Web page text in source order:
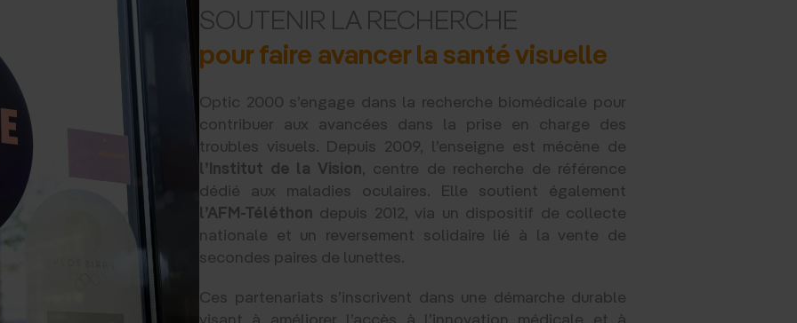
SOUTENIR LA RECHERCHE
pour faire avancer la santé visuelle
Optic 2000 s’engage dans la recherche biomédicale pour
contribuer aux avancées dans la prise en charge des
troubles visuels. Depuis 2009, l’enseigne est mécène de
l’Institut de la Vision, centre de recherche de référence
dédié aux maladies oculaires. Elle soutient également
l’AFM-Téléthon depuis 2012, via un dispositif de collecte
nationale et un reversement solidaire lié à la vente de
secondes paires de lunettes.
Ces partenariats s’inscrivent dans une démarche durable